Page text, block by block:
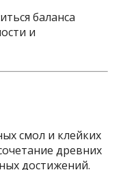
баланса
и
смол и клейких
древних
достижений.